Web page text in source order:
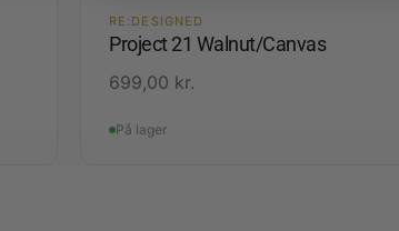
RE:DESIGNED
Project 21 Walnut/Canvas
699,00 kr.
På lager